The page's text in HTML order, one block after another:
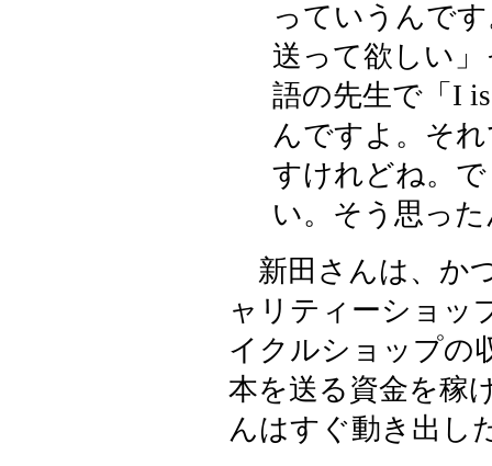
っていうんで
送って欲しい
語の先生で「I
んですよ。そ
すけれどね。
い。そう思っ
新田さんは、か
ャリティーショッ
イクルショップの
本を送る資金を稼
んはすぐ動き出し